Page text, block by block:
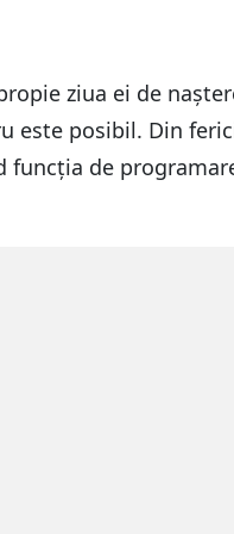
ziua ei de
este posibil. Din
de